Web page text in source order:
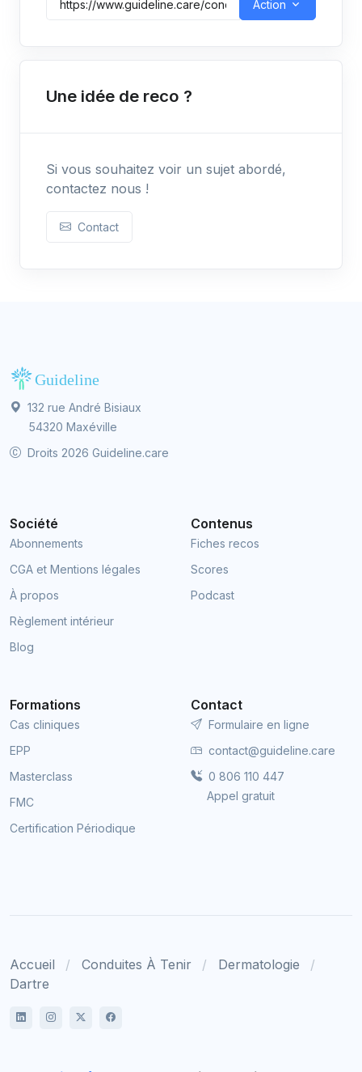
Action
Une idée de reco ?
Si vous souhaitez voir un sujet abordé,
contactez nous !
Contact
132 rue André Bisiaux
54320 Maxéville
Droits 2026 Guideline.care
Société
Abonnements
CGA et Mentions légales
À propos
Règlement intérieur
Blog
Contenus
Fiches recos
Scores
Podcast
Formations
Cas cliniques
EPP
Masterclass
FMC
Certification Périodique
Contact
Formulaire en ligne
contact@guideline.care
0 806 110 447
Appel gratuit
Accueil Conduites À Tenir
Dermatologie
Dartre